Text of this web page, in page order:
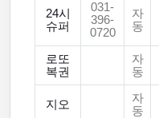
24시
슈퍼
031-
396-
0720
자
동
로또
복권
자
동
지오
자
동